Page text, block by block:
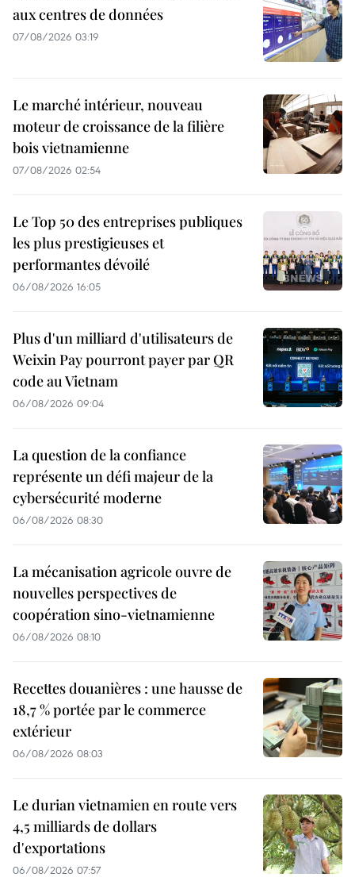
aux centres de données
07/08/2026 03:19
Le marché intérieur, nouveau
moteur de croissance de la filière
bois vietnamienne
07/08/2026 02:54
Le Top 50 des entreprises publiques
les plus prestigieuses et
performantes dévoilé
06/08/2026 16:05
Plus d'un milliard d'utilisateurs de
Weixin Pay pourront payer par QR
code au Vietnam
06/08/2026 09:04
La question de la confiance
représente un défi majeur de la
cybersécurité moderne
06/08/2026 08:30
La mécanisation agricole ouvre de
nouvelles perspectives de
coopération sino-vietnamienne
06/08/2026 08:10
Recettes douanières : une hausse de
18,7 % portée par le commerce
extérieur
06/08/2026 08:03
Le durian vietnamien en route vers
4,5 milliards de dollars
d'exportations
06/08/2026 07:57